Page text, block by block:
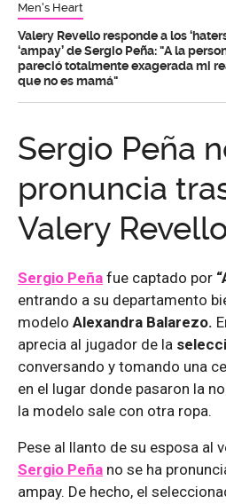
Men's Heart
Valery Revello responde a los
‘ampay’ de Sergio Peña: "A la
pareció totalmente exagerada mi
que no es mamá"
Sergio Peña
pronuncia
Valery
Sergio Peña fue captado por
entrando a su departamento
modelo Alexandra Balarezo.
aprecia al jugador de la
conversando y tomando una
en el lugar donde pasaron la
la modelo sale con otra ropa.
Pese al llanto de su esposa al
Sergio Peña no se ha
ampay. De hecho, el